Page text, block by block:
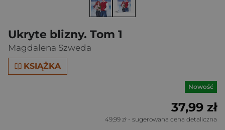
Ukryte blizny. Tom 1
Magdalena Szweda
KSIĄŻKA
Nowość
37,99 zł
49,99 zł - sugerowana cena detaliczna